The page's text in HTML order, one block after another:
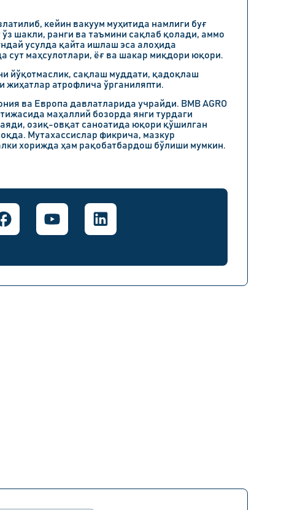
кейин вакуум муҳитида намлиги буғ
шакли, ранги ва таъмини сақлаб қолади, аммо
усулда қайта ишлаш эса алоҳида
сут маҳсулотлари, ёғ ва шакар миқдори юқори.
йўқотмаслик, сақлаш муддати, қадоқлаш
жиҳатлар атрофлича ўрганиляпти.
ва Европа давлатларида учрайди. BMB AGRO
маҳаллий бозорда янги турдаги
озиқ-овқат саноатида юқори қўшилган
Мутахассислар фикрича, мазкур
хорижда ҳам рақобатбардош бўлиши мумкин.